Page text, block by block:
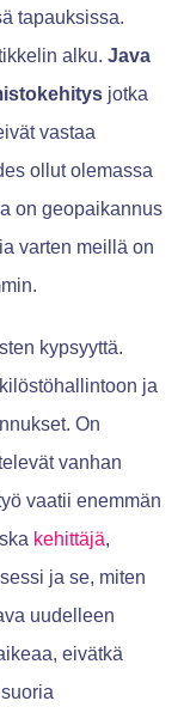
tapauksissa.
alku. Java
jotka
vastaa
ollut olemassa
on geopaikannus
varten meillä on
kypsyyttä.
ja
On
vanhan
vaatii enemmän
kehittäjä,
ja se, miten
uudelleen
eivätkä